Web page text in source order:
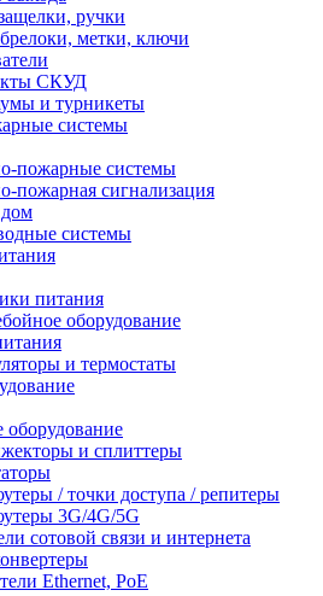
ручки
метки, ключи
СКУД
и турникеты
системы
пожарные системы
пожарная сигнализация
системы
питания
оборудование
и термостаты
оборудование
и сплиттеры
/ точки доступа / репитеры
3G/4G/5G
сотовой связи и интернета
Ethernet, PoE